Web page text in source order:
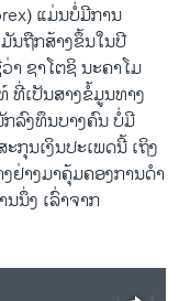
ແມ່ນບໍ່ມີການ
ນຖືກສ້າງຂຶ້ນໃນປີ
າ ຊາໂຕຊິ ນະຄາໂມ
ທີ່ເປັນສາງຂໍ້ມູນທາງ
ລົງທຶນບາງຄົນ ບໍ່ມີ
ນເງິນປະເພດນີ້ ເຖິງ
ຢ່າງມາຄຸ້ມຄອງການດໍາ
ນຶ່ງ ເລົ່າຈາກ